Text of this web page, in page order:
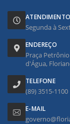
ATENDIMENTO
Segunda à
ENDEREÇO
Praça
d'Água,
TELEFONE
(89) 3515-1100
E-MAIL